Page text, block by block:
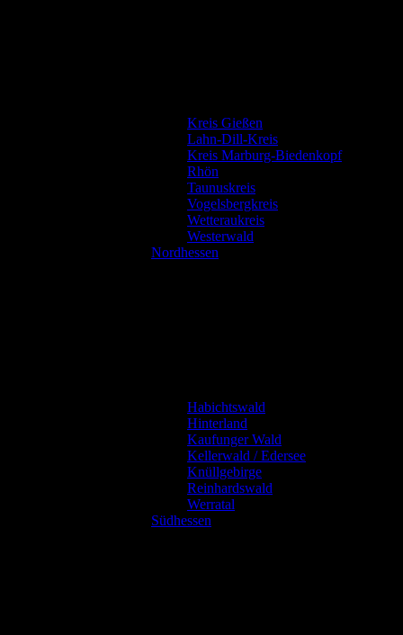
Kreis Gießen
Lahn-Dill-Kreis
Kreis Marburg-Biedenkopf
Rhön
Taunuskreis
Vogelsbergkreis
Wetteraukreis
Westerwald
Nordhessen
Habichtswald
Hinterland
Kaufunger Wald
Kellerwald / Edersee
Knüllgebirge
Reinhardswald
Werratal
Südhessen